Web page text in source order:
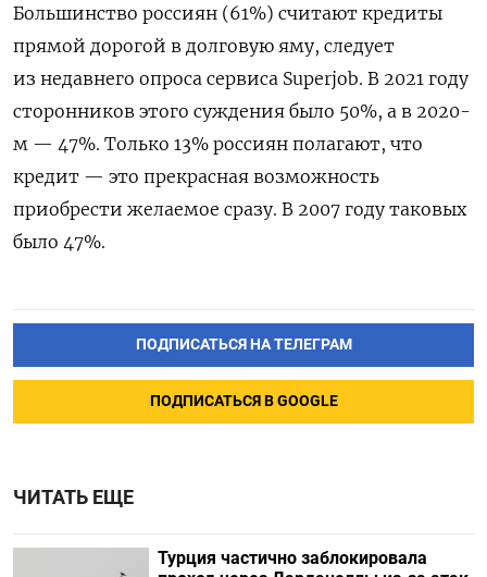
Большинство россиян (61%) считают кредиты
прямой дорогой в долговую яму, следует
из недавнего опроса сервиса Superjob. В 2021 году
сторонников этого суждения было 50%, а в 2020-
м — 47%. Только 13% россиян полагают, что
кредит — это прекрасная возможность
приобрести желаемое сразу. В 2007 году таковых
было 47%.
ПОДПИСАТЬСЯ НА ТЕЛЕГРАМ
ПОДПИСАТЬСЯ В GOOGLE
ЧИТАТЬ ЕЩЕ
Турция частично заблокировала